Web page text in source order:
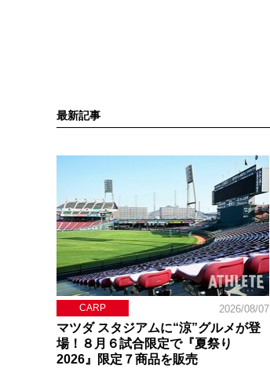
最新記事
CARP 2026/08/07
マツダ スタジアムに“涼”グルメが登
場！８月６試合限定で『夏祭り
2026』限定７商品を販売